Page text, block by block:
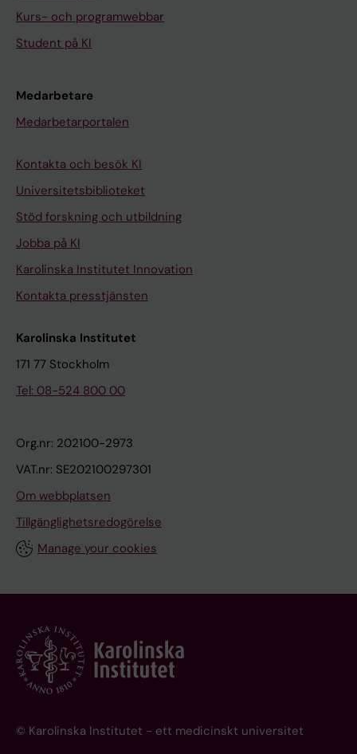
Kurs- och programwebbar
Student på KI
Medarbetare
Medarbetarportalen
Kontakta och besök KI
Universitetsbiblioteket
Stöd forskning och utbildning
Jobba på KI
Karolinska Institutet Innovation
Kontakta presstjänsten
Karolinska Institutet
171 77 Stockholm
Tel: 08-524 800 00
Org.nr: 202100-2973
VAT.nr: SE202100297301
Om webbplatsen
Tillgänglighetsredogörelse
Manage your cookies
© Karolinska Institutet - ett medicinskt universitet